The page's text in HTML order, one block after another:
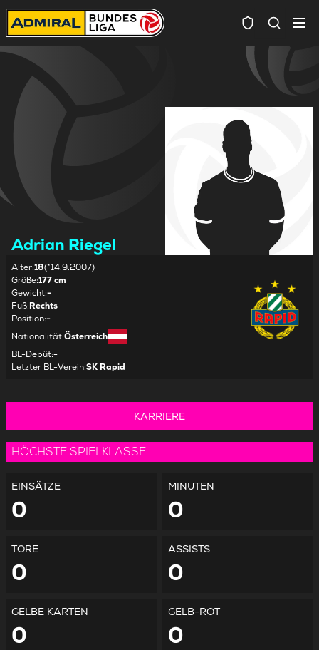
Adrian Riegel
Alter:18(*14.9.2007)
Größe:177 cm
Gewicht:-
Fuß:Rechts
Position:-
Nationalität:Österreich
BL-Debüt:-
Letzter BL-Verein:SK Rapid
KARRIERE
HÖCHSTE SPIELKLASSE
EINSÄTZE
0
MINUTEN
0
TORE
0
ASSISTS
0
GELBE KARTEN
0
GELB-ROT
0